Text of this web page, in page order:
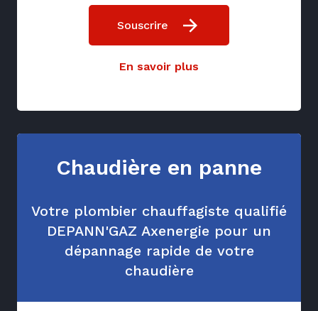
Souscrire
En savoir plus
Chaudière en panne
Votre plombier chauffagiste qualifié
DEPANN'GAZ Axenergie pour un
dépannage rapide de votre
chaudière